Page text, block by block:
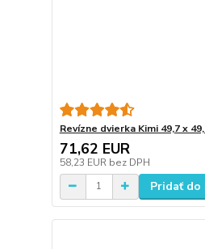
Revízne dvierka Kimi 49,7 x
71,62 EUR
58,23 EUR bez DPH
Pridať do